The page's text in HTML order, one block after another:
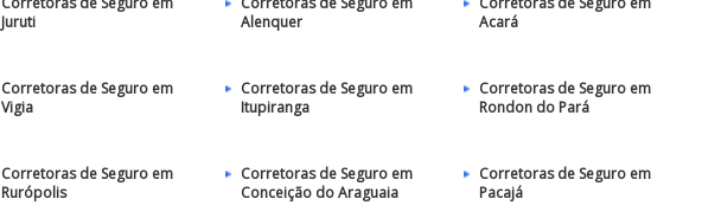
Juruti
Alenquer
Acará
Corretoras de Seguro em
Vigia
Corretoras de Seguro em
Itupiranga
Corretoras de Seguro em
Rondon do Pará
Corretoras de Seguro em
Rurópolis
Corretoras de Seguro em
Conceição do Araguaia
Corretoras de Seguro em
Pacajá